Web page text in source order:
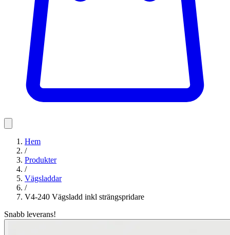
Hem
/
Produkter
/
Vägsladdar
/
V4-240 Vägsladd inkl strängspridare
Snabb leverans!